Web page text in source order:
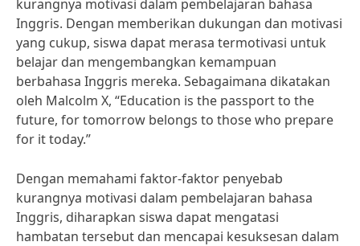
kurangnya motivasi dalam pembelajaran bahasa
Inggris. Dengan memberikan dukungan dan motivasi
yang cukup, siswa dapat merasa termotivasi untuk
belajar dan mengembangkan kemampuan
berbahasa Inggris mereka. Sebagaimana dikatakan
oleh Malcolm X, “Education is the passport to the
future, for tomorrow belongs to those who prepare
for it today.”
Dengan memahami faktor-faktor penyebab
kurangnya motivasi dalam pembelajaran bahasa
Inggris, diharapkan siswa dapat mengatasi
hambatan tersebut dan mencapai kesuksesan dalam